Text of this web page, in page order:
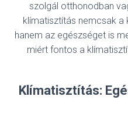
szolgál otthonodban
klímatisztítás nemcsak a
hanem az egészséget is
miért fontos a
Klímatisztítás: